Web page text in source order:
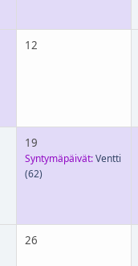
12
19
Syntymäpäivät: Ventti
(62)
26